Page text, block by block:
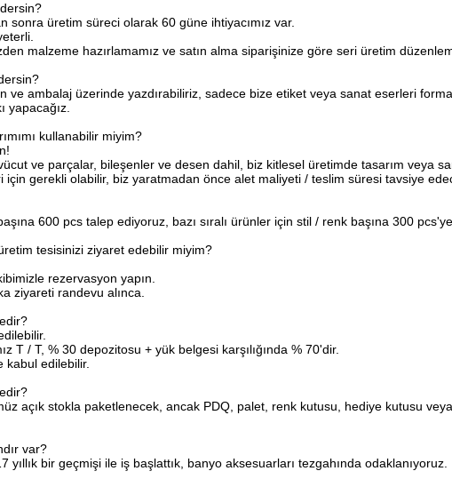
sonra üretim süreci olarak 60 güne ihtiyacımız var.
malzeme hazırlamamız ve satın alma siparişinize göre seri üretim
ve ambalaj üzerinde yazdırabiliriz, sadece bize etiket veya sanat eserleri
yapacağız.
kullanabilir miyim?
ve parçalar, bileşenler ve desen dahil, biz kitlesel üretimde tasarım veya
için gerekli olabilir, biz yaratmadan önce alet maliyeti / teslim süresi tavsiye
600 pcs talep ediyoruz, bazı sıralı ürünler için stil / renk başına 300
tesisinizi ziyaret edebilir miyim?
rezervasyon yapın.
ziyareti randevu alınca.
T / T, % 30 depozitosu + yük belgesi karşılığında % 70'dir.
kabul edilebilir.
açık stokla paketlenecek, ancak PDQ, palet, renk kutusu, hediye kutusu
var?
yıllık bir geçmişi ile iş başlattık, banyo aksesuarları tezgahında odaklanıyoruz.